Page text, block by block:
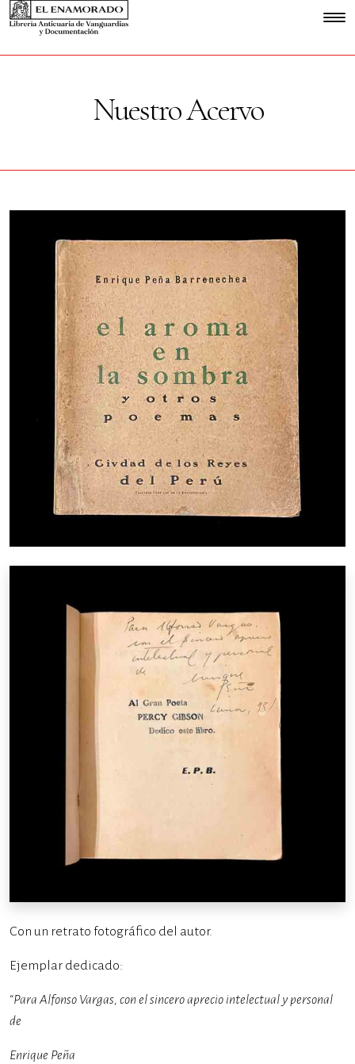
Nuestro Acervo
Con un retrato fotográfico del autor.
Ejemplar dedicado:
“Para Alfonso Vargas, con el sincero aprecio intelectual y personal
de
Enrique Peña